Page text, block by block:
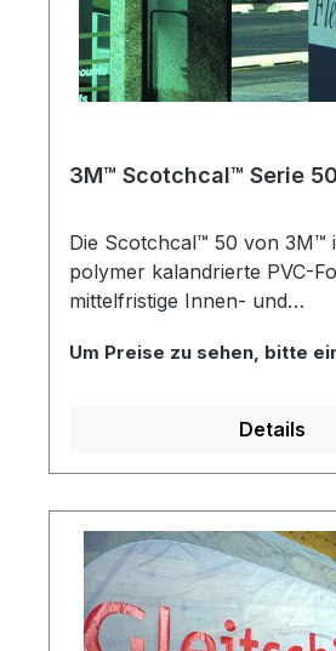
3M™ Scotchcal™ Serie 50
Die Scotchcal™ 50 von 3M™
polymer kalandrierte PVC-
mittelfristige Innen- und
Fahrzeugwerbung, Schilder,
Reklametafeln. Sie ist für
ohne Nieten geeignet.
Um Preise zu sehen, bitte
Details